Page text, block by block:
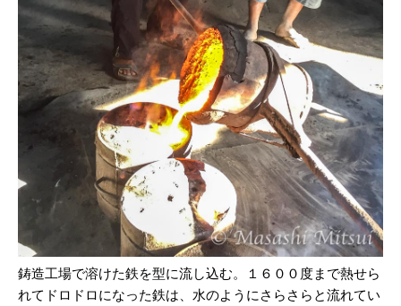
鋳造工場で溶けた鉄を型に流し込む。１６００度まで熱せら
れてドロドロになった鉄は、水のようにさらさらと流れてい